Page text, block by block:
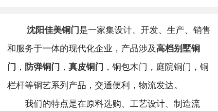
沈阳佳美铜门 是一家集设计、开发、生产、销售
和服务于一体的现代化企业，产品涉及高档别墅铜
门 ， 防弹铜门 ， 真皮铜门 ，铜包木门，庭院铜门，铜
栏杆等铜艺系列产品，交通便利，物流发达。
我们的特点是在原料选购、工艺设计、制造流